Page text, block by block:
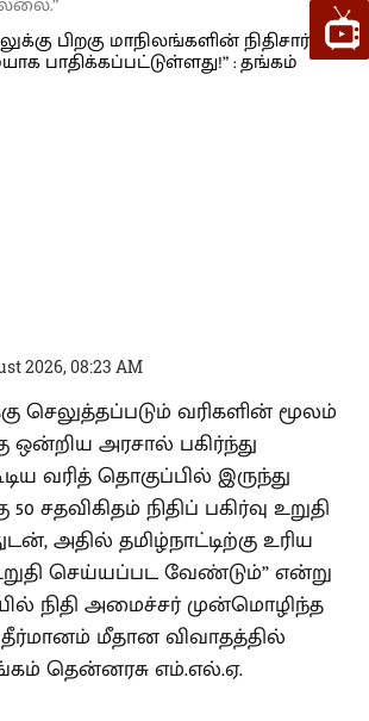
2026, 08:23 AM
செலுத்தப்படும் வரிகளின் மூலம்
ஒன்றிய அரசால் பகிர்ந்து
வரித் தொகுப்பில் இருந்து
சதவிகிதம் நிதிப் பகிர்வு உறுதி
அதில் தமிழ்நாட்டிற்கு உரிய
உறுதி செய்யப்பட வேண்டும்” என்று
நிதி அமைச்சர் முன்மொழிந்த
மீதான விவாதத்தில்
தென்னரசு எம்.எல்.ஏ.